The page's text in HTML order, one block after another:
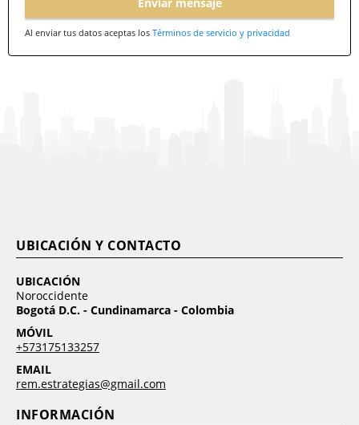
Al enviar tus datos aceptas los Términos de servicio y privacidad
UBICACIÓN Y CONTACTO
UBICACIÓN
Noroccidente
Bogotá D.C. - Cundinamarca - Colombia
MÓVIL
+573175133257
EMAIL
rem.estrategias@gmail.com
INFORMACIÓN